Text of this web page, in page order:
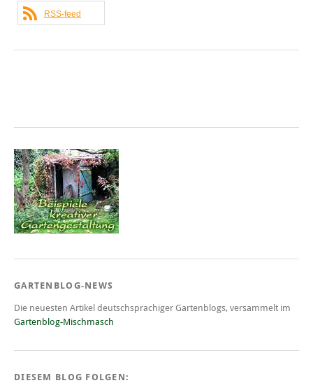
RSS-feed
GARTENBLOG-NEWS
Die neuesten Artikel deutschsprachiger Gartenblogs, versammelt im
Gartenblog-Mischmasch
DIESEM BLOG FOLGEN: